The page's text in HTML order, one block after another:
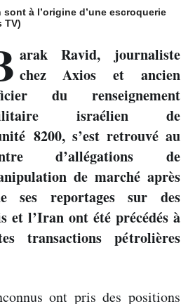
à l’origine d’une escroquerie
TV)
arak Ravid, journaliste
chez Axios et ancien
du renseignement
israélien de
8200, s’est retrouvé au
d’allégations de
de marché après
ses reportages sur des
et l’Iran ont été précédés à
transactions pétrolières
ont pris des positions